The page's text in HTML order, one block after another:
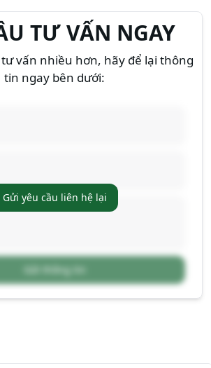
TƯ VẤN NGAY
vấn nhiều hơn, hãy để lại thông
tin ngay bên dưới:
Gửi thông tin
Gửi yêu cầu liên hệ lại